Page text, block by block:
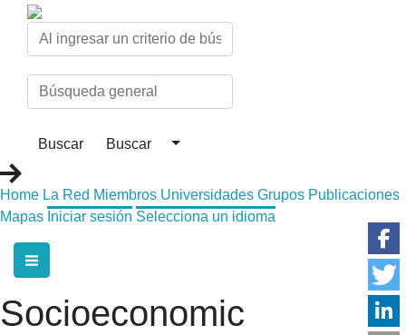
Home La Red Miembros Universidades Grupos Publicaciones
Mapas Iniciar sesión Selecciona un idioma
Socioeconomic